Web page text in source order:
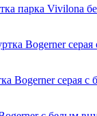
парка Vivilona
Bogerner серая с